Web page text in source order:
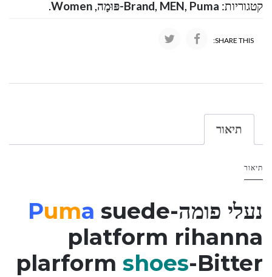
קטגוריות: Brand, MEN, Puma-פּוּמָה ,
Women
.
SHARE THIS:
תיאור
תיאור
נעלי פומה- Puma suede
platform rihanna
plarform shoes-Bitter